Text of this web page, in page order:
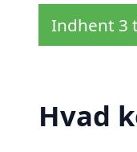
Indhent 3
Hvad